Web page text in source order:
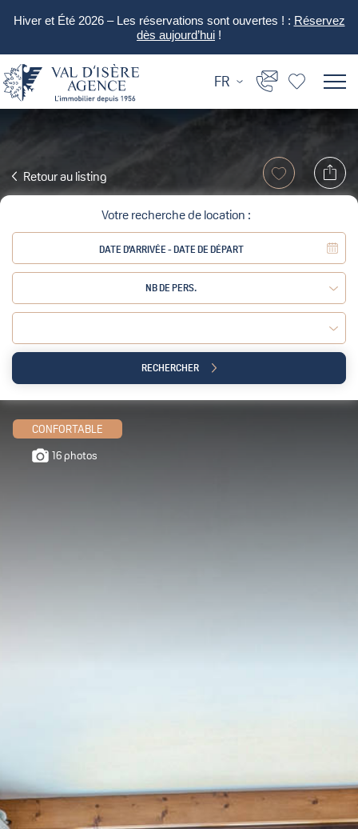
Hiver et Été 2026 – Les réservations sont ouvertes ! : Réservez
dès aujourd’hui !
FR
Retour au listing
Votre recherche de location :
NB DE PERS.
Adulte : Enfant :
RECHERCHER
CONFORTABLE
16 photos